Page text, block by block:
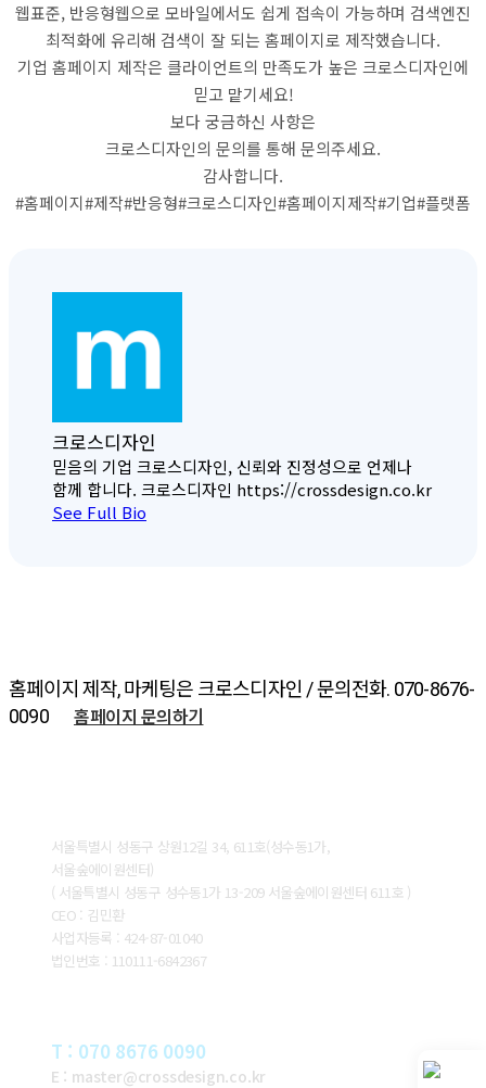
웹표준, 반응형웹으로 모바일에서도 쉽게 접속이 가능하며 검색엔진
최적화에 유리해 검색이 잘 되는 홈페이지로 제작했습니다.
기업 홈페이지 제작은 클라이언트의 만족도가 높은 크로스디자인에
믿고 맡기세요!
보다 궁금하신 사항은
크로스디자인의 문의를 통해 문의주세요.
감사합니다.
#홈페이지#제작#반응형#크로스디자인#홈페이지제작#기업#플랫폼
크로스디자인
믿음의 기업 크로스디자인, 신뢰와 진정성으로 언제나
함께 합니다. 크로스디자인 https://crossdesign.co.kr
See Full Bio
홈페이지 제작, 마케팅은 크로스디자인 / 문의전화. 070-8676-
0090
홈페이지 문의하기
서울특별시 성동구 상원12길 34, 611호(성수동1가,
서울숲에이원센터)
( 서울특별시 성동구 성수동1가 13-209 서울숲에이원센터 611호 )
CEO : 김민환
사업자등록 : 424-87-01040
법인번호 : 110111-6842367
T : 070 8676 0090
E : master@crossdesign.co.kr